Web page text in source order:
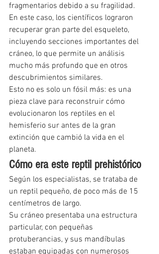
fragmentarios debido a su fragilidad.
En este caso, los científicos lograron
recuperar gran parte del esqueleto,
incluyendo secciones importantes del
cráneo, lo que permite un análisis
mucho más profundo que en otros
descubrimientos similares.
Esto no es solo un fósil más: es una
pieza clave para reconstruir cómo
evolucionaron los reptiles en el
hemisferio sur antes de la gran
extinción que cambió la vida en el
planeta.
Cómo era este reptil prehistórico
Según los especialistas, se trataba de
un reptil pequeño, de poco más de 15
centímetros de largo.
Su cráneo presentaba una estructura
particular, con pequeñas
protuberancias, y sus mandíbulas
estaban equipadas con numerosos